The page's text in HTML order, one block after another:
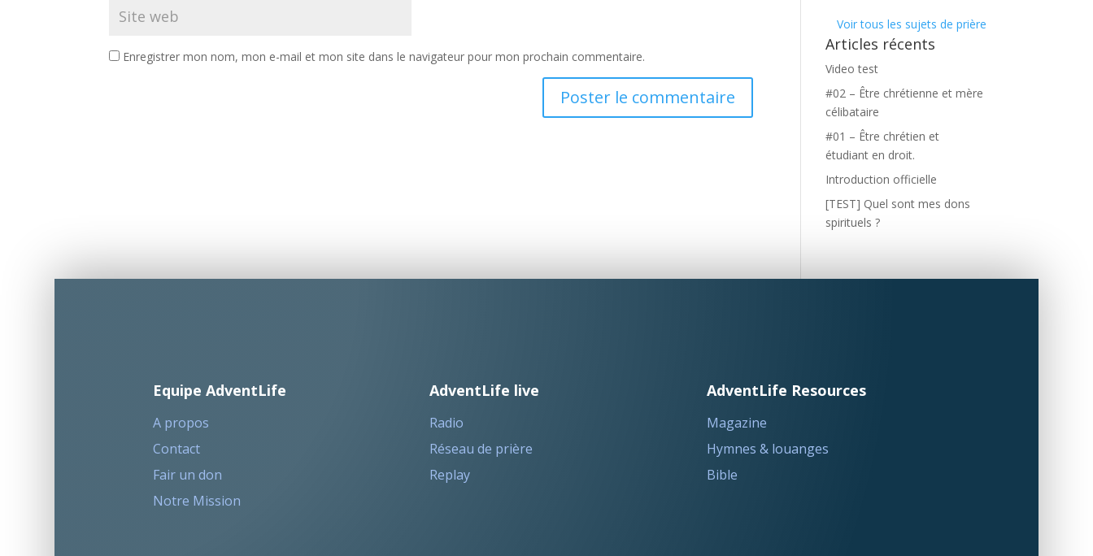
Enregistrer mon nom, mon e-mail et mon site dans le navigateur pour mon prochain commentaire.
Voir tous les sujets de prière
Articles récents
Video test
#02 – Être chrétienne et mère
célibataire
#01 – Être chrétien et
étudiant en droit.
Introduction officielle
[TEST] Quel sont mes dons
spirituels ?
Equipe AdventLife
A propos
Contact
Fair un don
Notre Mission
AdventLife live
Radio
Réseau de prière
Replay
AdventLife Resources
Magazine
Hymnes & louanges
Bible